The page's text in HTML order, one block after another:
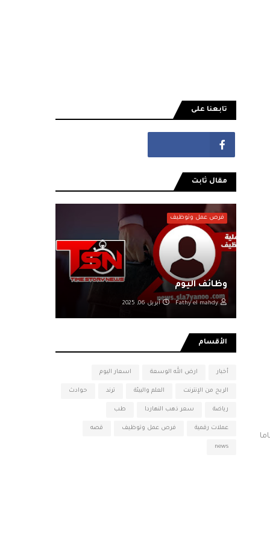
تابعنا على
مقال ثابت
فرص عمل وتوظيف
وظائف اليوم
Fathy el mahdy أبريل 06, 2025
الأقسام
أخبار ارض الله الوسعة اسعار اليوم
الربح من الإنترنت العلم والبيئة ترند حوادث
رياضة سعر ذهب النهاردا طب
عملات رقمية فرص عمل وتوظيف قصه
news